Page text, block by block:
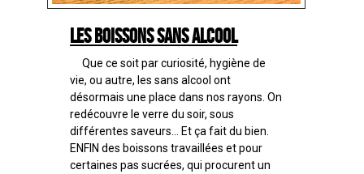
Les boissons sans alcool
Que ce soit par curiosité, hygiène de
vie, ou autre, les sans alcool ont
désormais une place dans nos rayons. On
redécouvre le verre du soir, sous
différentes saveurs... Et ça fait du bien.
ENFIN des boissons travaillées et pour
certaines pas sucrées, qui procurent un